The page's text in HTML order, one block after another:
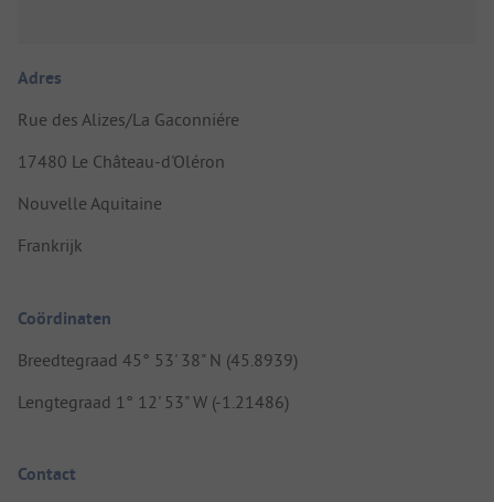
Adres
Rue des Alizes/La Gaconniére
17480 Le Château-d'Oléron
Nouvelle Aquitaine
Frankrijk
Coördinaten
Breedtegraad 45° 53' 38" N (45.8939)
Lengtegraad 1° 12' 53" W (-1.21486)
Contact